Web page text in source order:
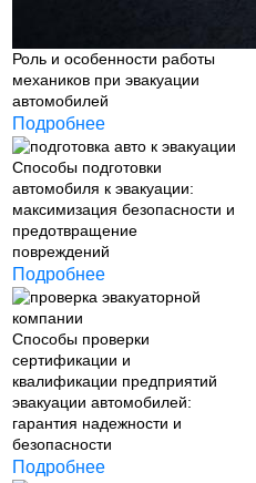
Роль и особенности работы
механиков при эвакуации
автомобилей
Подробнее
Способы подготовки
автомобиля к эвакуации:
максимизация безопасности и
предотвращение
повреждений
Подробнее
Способы проверки
сертификации и
квалификации предприятий
эвакуации автомобилей:
гарантия надежности и
безопасности
Подробнее